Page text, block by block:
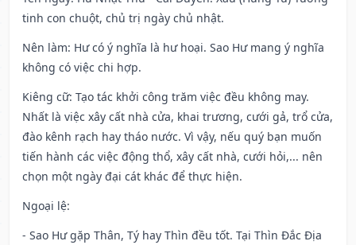
tinh con chuột, chủ trị ngày chủ nhật.
Nên làm: Hư có ý nghĩa là hư hoại. Sao Hư mang ý nghĩa
không có việc chi hợp.
Kiêng cữ: Tạo tác khởi công trăm việc đều không may.
Nhất là việc xây cất nhà cửa, khai trương, cưới gả, trổ cửa,
đào kênh rạch hay tháo nước. Vì vậy, nếu quý bạn muốn
tiến hành các việc động thổ, xây cất nhà, cưới hỏi,... nên
chọn một ngày đại cát khác để thực hiện.
Ngoại lệ:
- Sao Hư gặp Thân, Tý hay Thìn đều tốt. Tại Thìn Đắc Địa